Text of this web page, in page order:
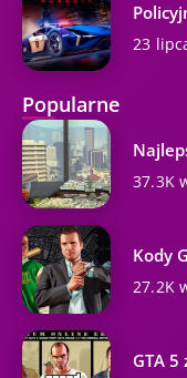
23
Popularne
37.3K
Kody
27.2K
GTA